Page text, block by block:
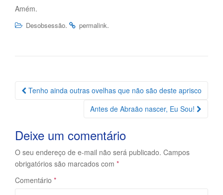
Amém.
Desobsessão. permalink.
Navegação
Tenho ainda outras ovelhas que não são deste aprisco
Antes de Abraão nascer, Eu Sou!
Deixe um comentário
O seu endereço de e-mail não será publicado. Campos
obrigatórios são marcados com *
Comentário *